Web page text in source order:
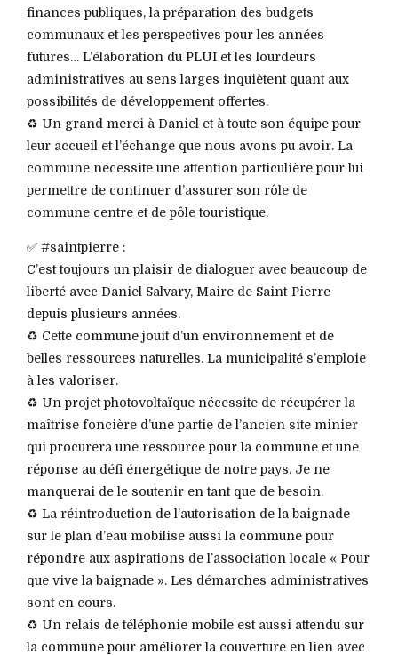
finances publiques, la préparation des budgets
communaux et les perspectives pour les années
futures… L’élaboration du PLUI et les lourdeurs
administratives au sens larges inquiètent quant aux
possibilités de développement offertes.
♻️ Un grand merci à Daniel et à toute son équipe pour
leur accueil et l’échange que nous avons pu avoir. La
commune nécessite une attention particulière pour lui
permettre de continuer d’assurer son rôle de
commune centre et de pôle touristique.
✅ #saintpierre :
C’est toujours un plaisir de dialoguer avec beaucoup de
liberté avec Daniel Salvary, Maire de Saint-Pierre
depuis plusieurs années.
♻️ Cette commune jouit d’un environnement et de
belles ressources naturelles. La municipalité s’emploie
à les valoriser.
♻️ Un projet photovoltaïque nécessite de récupérer la
maîtrise foncière d’une partie de l’ancien site minier
qui procurera une ressource pour la commune et une
réponse au défi énergétique de notre pays. Je ne
manquerai de le soutenir en tant que de besoin.
♻️ La réintroduction de l’autorisation de la baignade
sur le plan d’eau mobilise aussi la commune pour
répondre aux aspirations de l’association locale « Pour
que vive la baignade ». Les démarches administratives
sont en cours.
♻️ Un relais de téléphonie mobile est aussi attendu sur
la commune pour améliorer la couverture en lien avec